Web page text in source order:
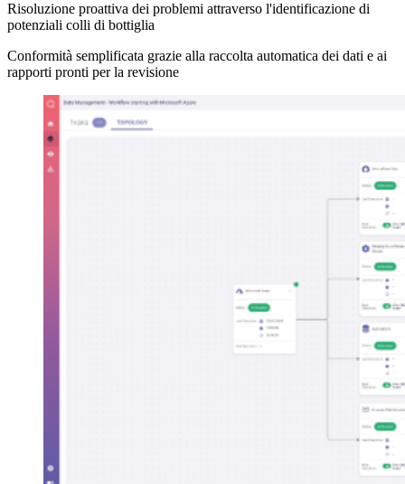
Risoluzione proattiva dei problemi attraverso l'identificazione di
potenziali colli di bottiglia
Conformità semplificata grazie alla raccolta automatica dei dati e ai
rapporti pronti per la revisione